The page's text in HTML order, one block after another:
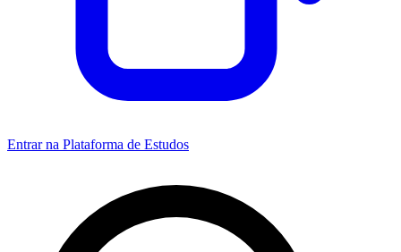
Entrar na Plataforma de Estudos